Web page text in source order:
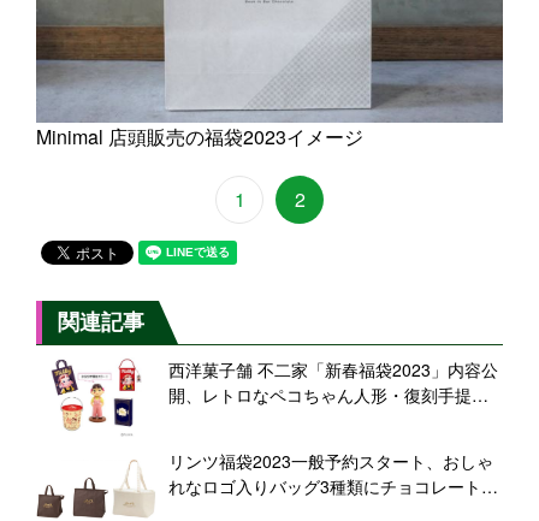
Minimal 店頭販売の福袋2023イメージ
1 2
関連記事
西洋菓子舗 不二家「新春福袋2023」内容公
開、レトロなペコちゃん人形・復刻手提げ
リンツ福袋2023一般予約スタート、おしゃ
れなロゴ入りバッグ3種類にチョコレート、